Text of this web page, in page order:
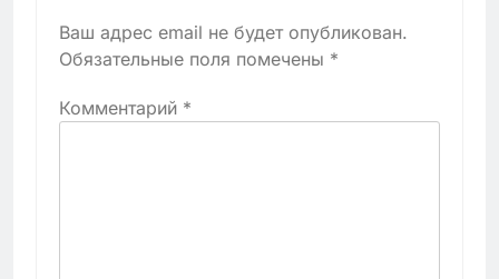
Ваш адрес email не будет опубликован.
Обязательные поля помечены *
Комментарий *